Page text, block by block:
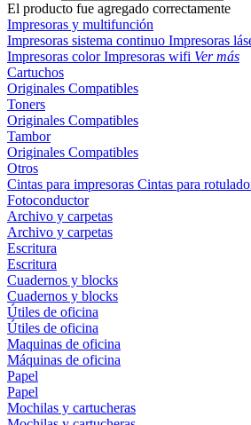
El producto fue agregado correctamente
Impresoras y multifunción
Impresoras sistema continuo Impresoras
Impresoras colorImpresoras wifi Ver más
Cartuchos
Originales Compatibles
Toners
Originales Compatibles
Tambor
Originales Compatibles
Otros
Cintas para impresoras Cintas para
Fotoconductor
Archivo y carpetas
Archivo y carpetas
Escritura
Escritura
Cuadernos y blocks
Cuadernos y blocks
Útiles de oficina
Útiles de oficina
Maquinas de oficina
Máquinas de oficina
Papel
Papel
Mochilas y cartucheras